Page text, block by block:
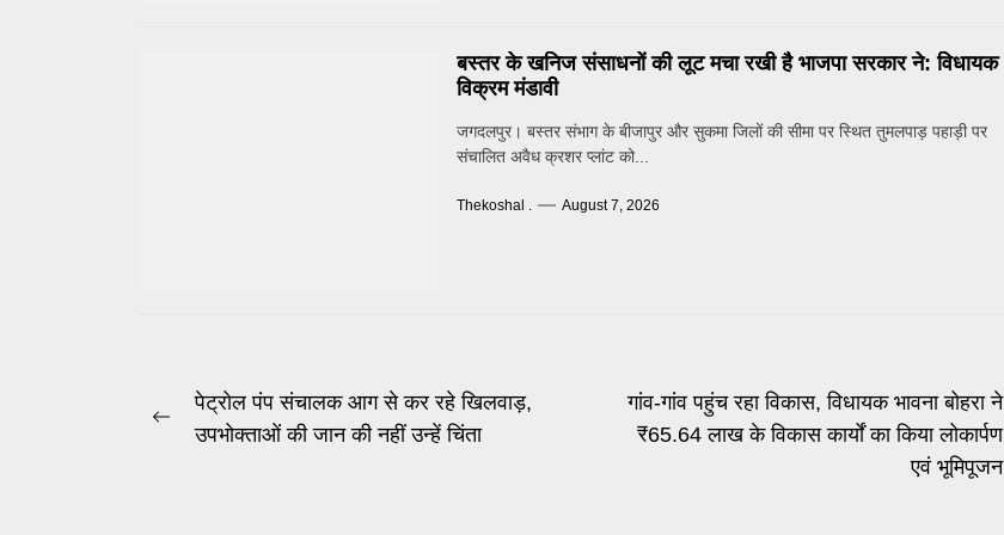
बस्तर के खनिज संसाधनों की लूट मचा रखी है भाजपा सरकार ने: विधायक
विक्रम मंडावी
जगदलपुर। बस्तर संभाग के बीजापुर और सुकमा जिलों की सीमा पर स्थित तुमलपाड़ पहाड़ी पर
संचालित अवैध क्रशर प्लांट को...
Thekoshal . August 7, 2026
Post
navigation
Previous
पेट्रोल पंप संचालक आग से कर रहे खिलवाड़,
उपभोक्ताओं की जान की नहीं उन्हें चिंता
गांव-गांव पहुंच रहा विकास, विधायक भावना बोहरा ने
₹65.64 लाख के विकास कार्यों का किया लोकार्पण
एवं भूमिपूजन